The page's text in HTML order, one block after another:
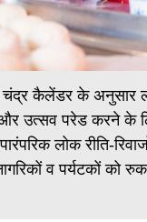
चंद्र कैलेंडर के
और उत्सव परेड करने के
पारंपरिक लोक रीति-
व पर्यटकों